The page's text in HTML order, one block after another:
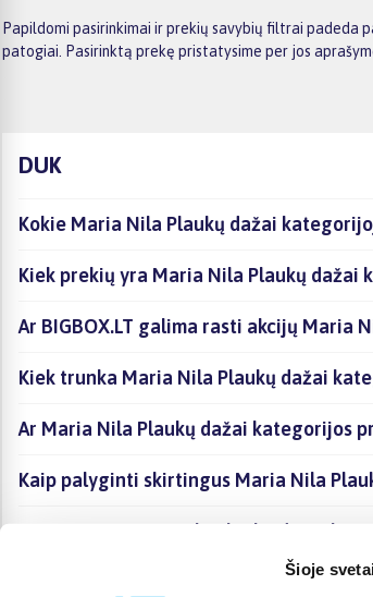
Šioje
Papildomi pasirinkimai ir prekių savybių filtrai padeda
patogiai. Pasirinktą prekę pristatysime per jos
DUK
Kokie Maria Nila Plaukų dažai
Kiek prekių yra Maria Nila Plaukų
Ar BIGBOX.LT galima rasti akcijų Maria
Kiek trunka Maria Nila Plaukų dažai
Ar Maria Nila Plaukų dažai kategorijos
Kaip palyginti skirtingus Maria Nila
Kaip įsigyti Maria Nila Plaukų dažai